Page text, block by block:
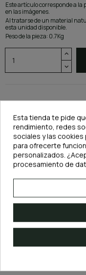
Este artículo corresponde a la
en las imágenes.
Al tratarse de un material
esta unidad disponible.
Peso de la pieza: 0.7Kg
DESCRIPCIÓN
NOTA: El peso de la pieza
Esta tienda te pide
rendimiento, redes
sociales y las
para ofrecerte
personalizados.
procesamiento de